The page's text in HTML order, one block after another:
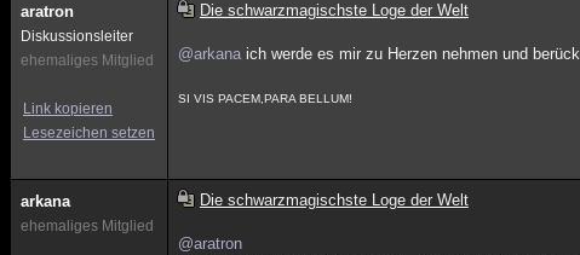
aratron
Diskussionsleiter
ehemaliges Mitglied
Link kopieren
Lesezeichen setzen
Die schwarzmagischste Loge der Welt
@arkana ich werde es mir zu Herzen nehmen und
SI VIS PACEM,PARA BELLUM!
arkana
ehemaliges Mitglied
Die schwarzmagischste Loge der Welt
@aratron